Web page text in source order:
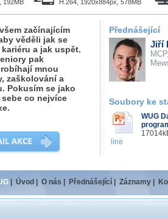
192MB H.264, 1920x884px, 578MB
začínajícím
věděli jak se
a jak uspět.
pak
mnou
zaškolování a
Pokusím se jako
co nejvíce
Přednášející
Jiří
Soubory ke
WUG
line
Úvod O nás Přednášející Záznamy